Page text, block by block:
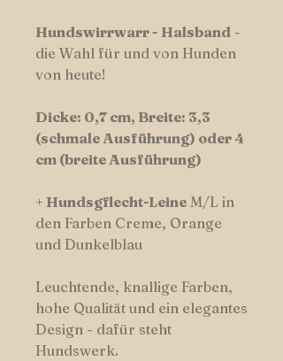
Hundswirrwarr- Halsband -
die Wahl für und von Hunden
von heute!
Dicke: 0,7 cm, Breite: 3,3
(schmale Ausführung) oder 4
cm (breite Ausführung)
+ Hundsgflecht-Leine M/L in
den Farben Creme, Orange
und Dunkelblau
Leuchtende, knallige Farben,
hohe Qualität und ein elegantes
Design - dafür steht
Hundswerk.